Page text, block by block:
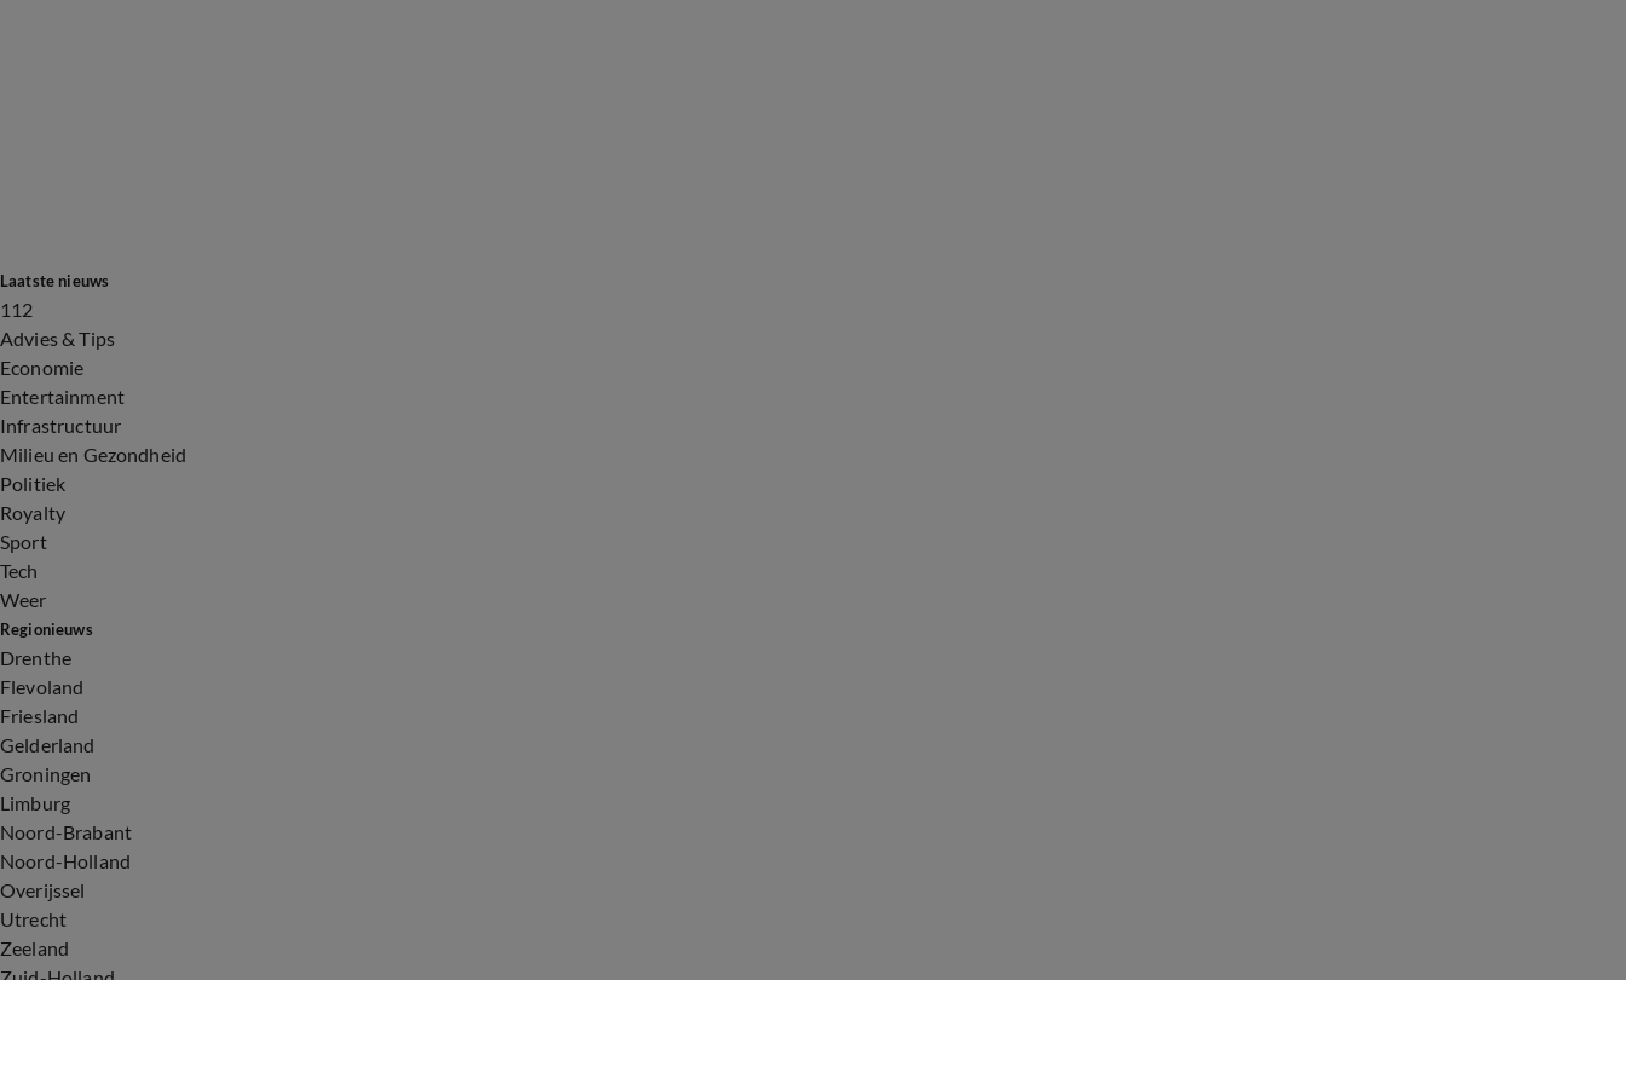
Laatste nieuws
112
Advies & Tips
Economie
Entertainment
Infrastructuur
Milieu en Gezondheid
Politiek
Royalty
Sport
Tech
Weer
Regionieuws
Drenthe
Flevoland
Friesland
Gelderland
Groningen
Limburg
Noord-Brabant
Noord-Holland
Overijssel
Utrecht
Zeeland
Zuid-Holland